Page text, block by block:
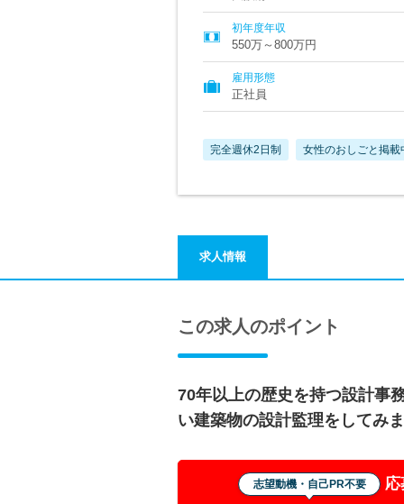
初年度年収
550万～800万円
雇用形態
正社員
完全週休2日制 女性のおしごと掲載
求人情報
この求人のポイント
70年以上の歴史を持つ設計事
い建築物の設計監理をしてみ
志望動機・自己PR不要